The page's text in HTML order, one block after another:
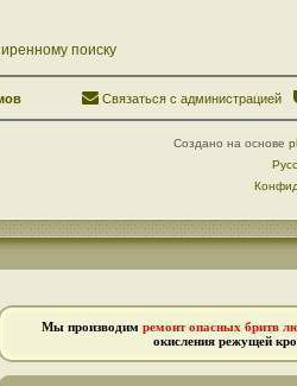
поиску
Связаться с администрацией
Создано на основе
Мы производим ремонт опасных бритв
окисления режущей